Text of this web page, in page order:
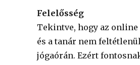
Felelősség
Tekintve, hogy az
és a tanár nem
jógaórán. Ezért